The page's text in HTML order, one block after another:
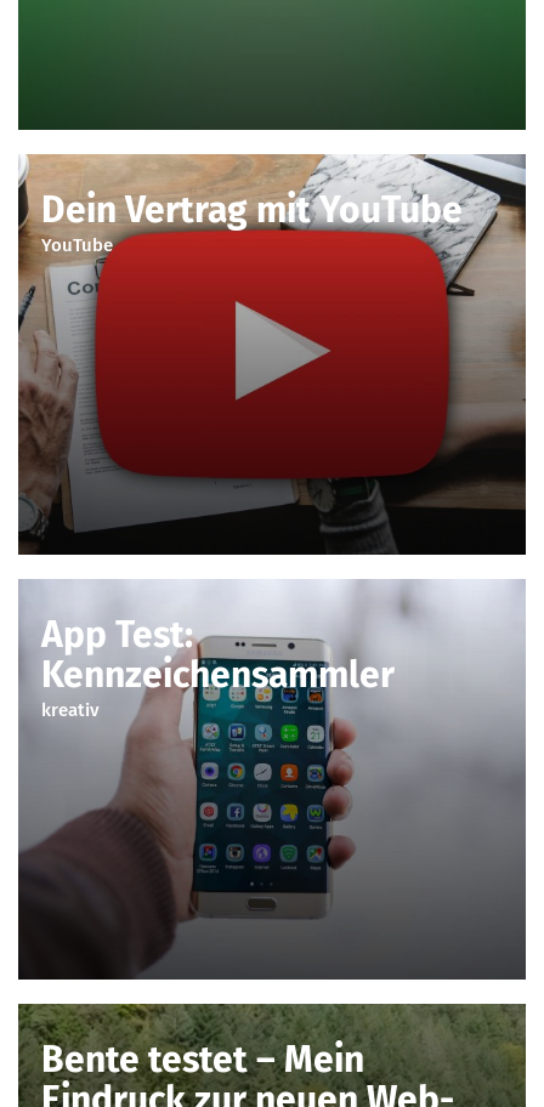
Dein Vertrag mit YouTube
YouTube
App Test:
Kennzeichensammler
kreativ
Bente testet – Mein